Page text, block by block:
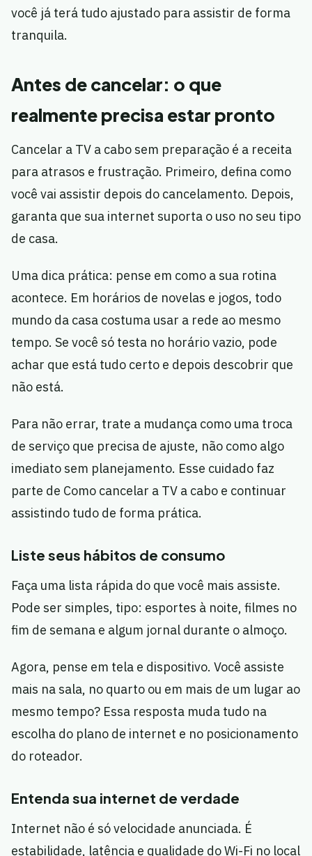
você já terá tudo ajustado para assistir de forma
tranquila.
Antes de cancelar: o que
realmente precisa estar pronto
Cancelar a TV a cabo sem preparação é a receita
para atrasos e frustração. Primeiro, defina como
você vai assistir depois do cancelamento. Depois,
garanta que sua internet suporta o uso no seu tipo
de casa.
Uma dica prática: pense em como a sua rotina
acontece. Em horários de novelas e jogos, todo
mundo da casa costuma usar a rede ao mesmo
tempo. Se você só testa no horário vazio, pode
achar que está tudo certo e depois descobrir que
não está.
Para não errar, trate a mudança como uma troca
de serviço que precisa de ajuste, não como algo
imediato sem planejamento. Esse cuidado faz
parte de Como cancelar a TV a cabo e continuar
assistindo tudo de forma prática.
Liste seus hábitos de consumo
Faça uma lista rápida do que você mais assiste.
Pode ser simples, tipo: esportes à noite, filmes no
fim de semana e algum jornal durante o almoço.
Agora, pense em tela e dispositivo. Você assiste
mais na sala, no quarto ou em mais de um lugar ao
mesmo tempo? Essa resposta muda tudo na
escolha do plano de internet e no posicionamento
do roteador.
Entenda sua internet de verdade
Internet não é só velocidade anunciada. É
estabilidade, latência e qualidade do Wi-Fi no local